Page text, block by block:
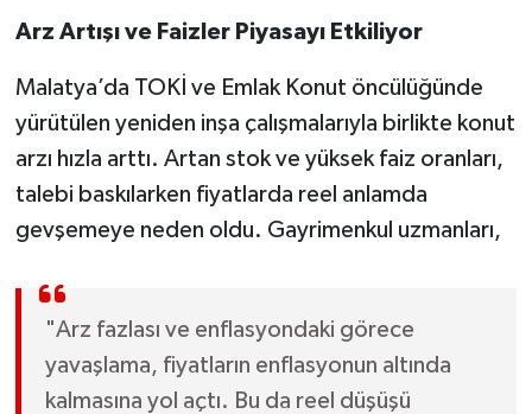
Arz Artışı ve Faizler Piyasayı Etkiliyor
Malatya’da TOKİ ve Emlak Konut öncülüğünde
yürütülen yeniden inşa çalışmalarıyla birlikte konut
arzı hızla arttı. Artan stok ve yüksek faiz oranları,
talebi baskılarken fiyatlarda reel anlamda
gevşemeye neden oldu. Gayrimenkul uzmanları,
"Arz fazlası ve enflasyondaki görece
yavaşlama, fiyatların enflasyonun altında
kalmasına yol açtı. Bu da reel düşüşü